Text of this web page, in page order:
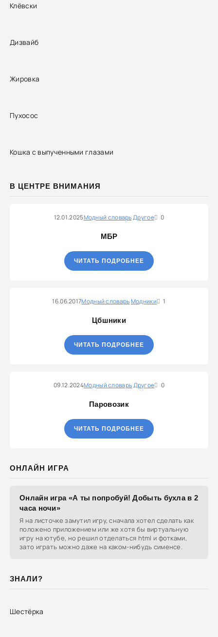
Клёвски
Дизвайб
Жировка
Пухосос
Кошка с выпученными глазами
В ЦЕНТРЕ ВНИМАНИЯ
12.01.2025Модный словарьДругое 0
МБР
ЧИТАТЬ ПОДРОБНЕЕ
16.06.2017Модный словарьМодники 1
Цбшники
ЧИТАТЬ ПОДРОБНЕЕ
09.12.2024Модный словарьДругое 0
Паровозик
ЧИТАТЬ ПОДРОБНЕЕ
ОНЛАЙН ИГРА
Онлайн игра «А ты попробуй! Добыть бухла в 2
часа ночи»
Я на листочке замутил игру, сначала хотел сделать как
положено приложением или же хотя бы виртуальную
игру на ютубе, но решил отделаться html и фотками,
зато играть можно даже на каком-нибудь сименсе.
ЗНАЛИ?
Шестёрка